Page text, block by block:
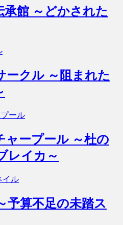
承館 ～どかされた
ークル ～阻まれた
ャープール ～杜の
レイカ～
予算不足の未踏ス